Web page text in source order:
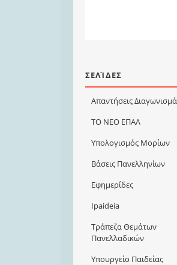
ΣΕΛΊΔΕΣ
Απαντήσεις
ΤΟ ΝΕΟ ΕΠΑΛ
Υπολογισμός Μορίων
Βάσεις Πανελληνίων
Εφημερίδες
Ιpaideia
Τράπεζα Θεμάτων
Πανελλαδικών
Υπουργείο Παιδείας